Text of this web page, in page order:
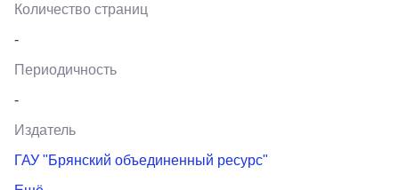
Количество страниц
-
Периодичность
-
Издатель
ГАУ "Брянский объединенный ресурс"